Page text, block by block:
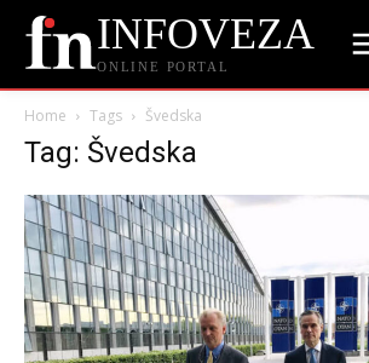
INFOVEZA
ONLINE PORTAL
Home Tags Švedska
Tag: Švedska